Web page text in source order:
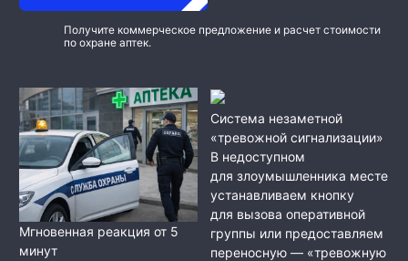
Получите коммерческое предложение и расчет стоимости
по охране аптек.
Мгновенная реакция от 5
минут
Система незаметной
«тревожной сигнализации»
В недоступном
для злоумышленника месте
устанавливаем кнопку
для вызова оперативной
группы или предоставляем
переносную — «тревожную